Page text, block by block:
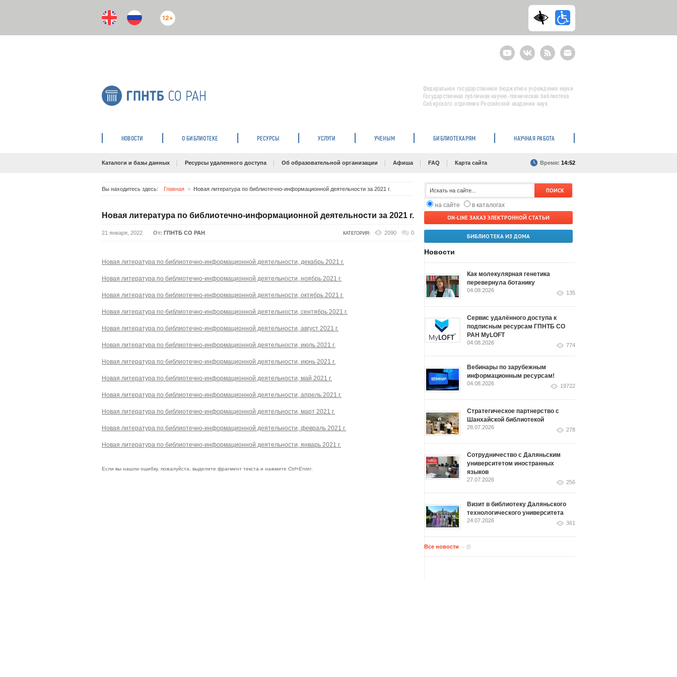
12+
YoutubeВКонтактеRSS
E-
mail
подписка
Федеральное государственное бюджетное учреждение науки
Государственная публичная научно-техническая библиотека
Сибирского отделения Российской академии наук
НОВОСТИ О БИБЛИОТЕКЕ РЕСУРСЫ УСЛУГИ УЧЕНЫМ БИБЛИОТЕКАРЯМ НАУЧНАЯ РАБОТА
Каталоги и базы данных Ресурсы удаленного доступа Об образовательной организации Афиша FAQ Карта сайта Время: 14:52
Вы находитесь здесь: Главная Новая литература по библиотечно-информационной деятельности за 2021 г.
Новая литература по библиотечно-информационной деятельности за 2021 г.
21 января, 2022 От: ГПНТБ СО РАН КАТЕГОРИЯ: 2090 0
Новая литература по библиотечно-информационной деятельности, декабрь 2021 г.
Новая литература по библиотечно-информационной деятельности, ноябрь 2021 г.
Новая литература по библиотечно-информационной деятельности, октябрь 2021 г.
Новая литература по библиотечно-информационной деятельности, сентябрь 2021 г.
Новая литература по библиотечно-информационной деятельности, август 2021 г.
Новая литература по библиотечно-информационной деятельности, июль 2021 г.
Новая литература по библиотечно-информационной деятельности, июнь 2021 г.
Новая литература по библиотечно-информационной деятельности, май 2021 г.
Новая литература по библиотечно-информационной деятельности, апрель 2021 г.
Новая литература по библиотечно-информационной деятельности, март 2021 г.
Новая литература по библиотечно-информационной деятельности, февраль 2021 г.
Новая литература по библиотечно-информационной деятельности, январь 2021 г.
Если вы нашли ошибку, пожалуйста, выделите фрагмент текста и нажмите Ctrl+Enter.
на сайте
в каталогах
ON-LINE ЗАКАЗ ЭЛЕКТРОННОЙ СТАТЬИ
БИБЛИОТЕКА ИЗ ДОМА
Новости
Как молекулярная генетика
перевернула ботанику
04.08.2026 135
Сервис удалённого доступа к
подписным ресурсам ГПНТБ СО
РАН MyLOFT
04.08.2026 774
Вебинары по зарубежным
информационным ресурсам!
04.08.2026 19722
Стратегическое партнерство с
Шанхайской библиотекой
28.07.2026 278
Сотрудничество с Даляньским
университетом иностранных
языков
27.07.2026 256
Визит в библиотеку Даляньского
технологического университета
24.07.2026 361
Все новости